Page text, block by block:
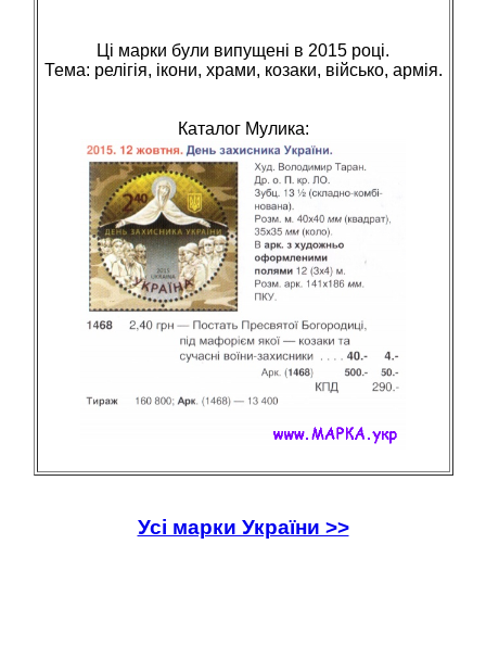
Ці марки були випущені в 2015 році.
Тема: релiгiя, iкони, храми, козаки, вiйсько, армiя.
Каталог Мулика:
Усі марки України >>